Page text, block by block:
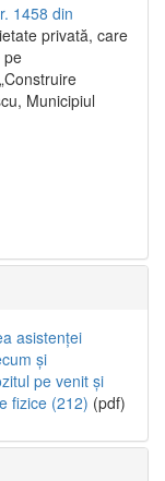
1458 din
privată, care
pe
Municipiul
asistenței
și
pe venit și
fizice (212) (pdf)